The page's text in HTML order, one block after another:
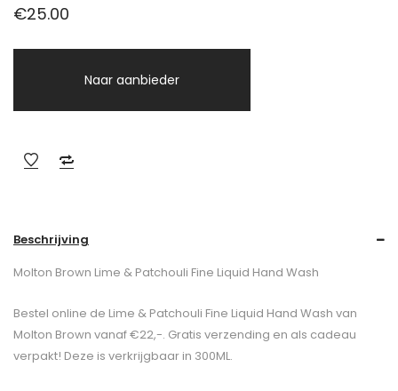
€25.00
Naar aanbieder
Beschrijving
Molton Brown Lime & Patchouli Fine Liquid Hand Wash
Bestel online de Lime & Patchouli Fine Liquid Hand Wash van
Molton Brown vanaf €22,-. Gratis verzending en als cadeau
verpakt! Deze is verkrijgbaar in 300ML.